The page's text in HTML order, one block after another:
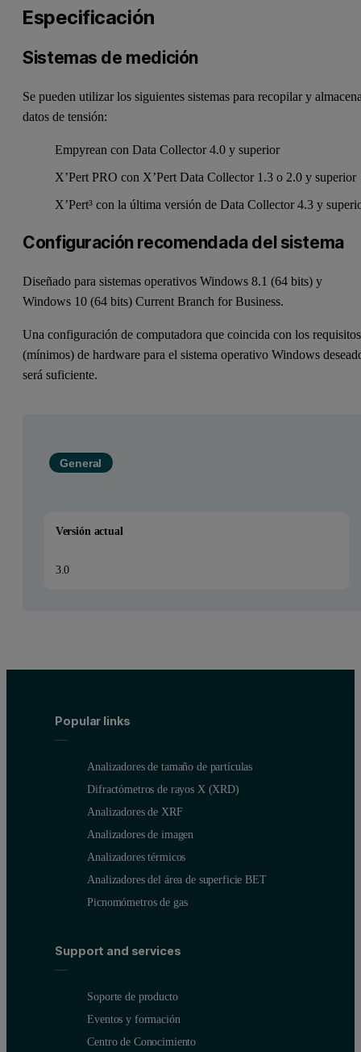
Especificación
Sistemas de medición
Se pueden utilizar los siguientes sistemas para recopilar y
datos de tensión:
Empyrean con Data Collector 4.0 y superior
X’Pert PRO con X’Pert Data Collector 1.3 o 2.0 y superior
X’Pert³ con la última versión de Data Collector 4.3 y
Configuración recomendada del sistema
Diseñado para sistemas operativos Windows 8.1 (64 bits) y
Windows 10 (64 bits) Current Branch for Business.
Una configuración de computadora que coincida con los requisitos
(mínimos) de hardware para el sistema operativo Windows
será suficiente.
General
Versión actual
3.0
Popular links
Analizadores de tamaño de partículas
Difractómetros de rayos X (XRD)
Analizadores de XRF
Analizadores de imagen
Analizadores térmicos
Analizadores del área de superficie BET
Picnomómetros de gas
Support and services
Soporte de producto
Eventos y formación
Centro de Conocimiento